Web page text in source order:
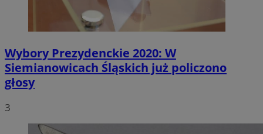
Wybory Prezydenckie 2020: W
Siemianowicach Śląskich już policzono
głosy
3